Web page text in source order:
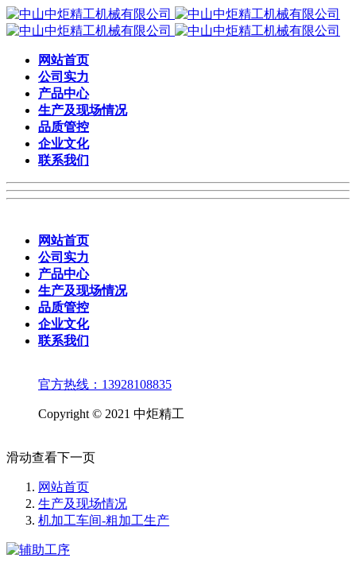
网站首页
公司实力
产品中心
生产及现场情况
品质管控
企业文化
联系我们
网站首页
公司实力
产品中心
生产及现场情况
品质管控
企业文化
联系我们
官方热线：13928108835
Copyright © 2021 中炬精工
滑动查看下一页
网站首页
生产及现场情况
机加工车间-粗加工生产